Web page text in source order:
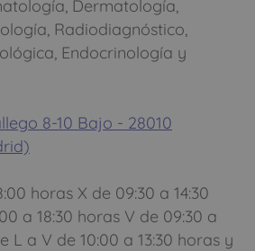
Dermatología,
Radiodiagnóstico,
Endocrinología y
8-10 Bajo - 28010
horas X de 09:30 a 14:30
a 18:30 horas V de 09:30 a
L a V de 10:00 a 13:30 horas y